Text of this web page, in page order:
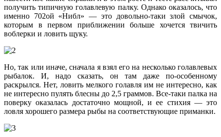
получить типичную голавлевую палку. Однако оказалось, что
именно 702ой «Нибл» — это довольно-таки злой смычок,
которым в первом приближении больше хочется твичить
воблерки и ловить щуку.
Но, так или иначе, сначала я взял его на несколько голавлевых
рыбалок. И, надо сказать, он там даже по-особенному
раскрылся. Нет, ловить мелкого голавля им не интересно, как
не интересно пулять блесны до 2,5 граммов. Все-таки палка на
поверку оказалась достаточно мощной, и ее стихия — это
ловля хорошего размера рыбы на соответствующие приманки.